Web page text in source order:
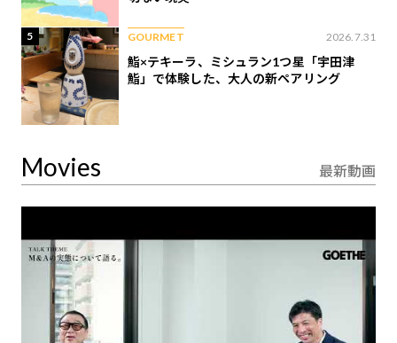
5 GOURMET 2026.7.31
鮨×テキーラ、ミシュラン1つ星「宇田津
鮨」で体験した、大人の新ペアリング
Movies 最新動画